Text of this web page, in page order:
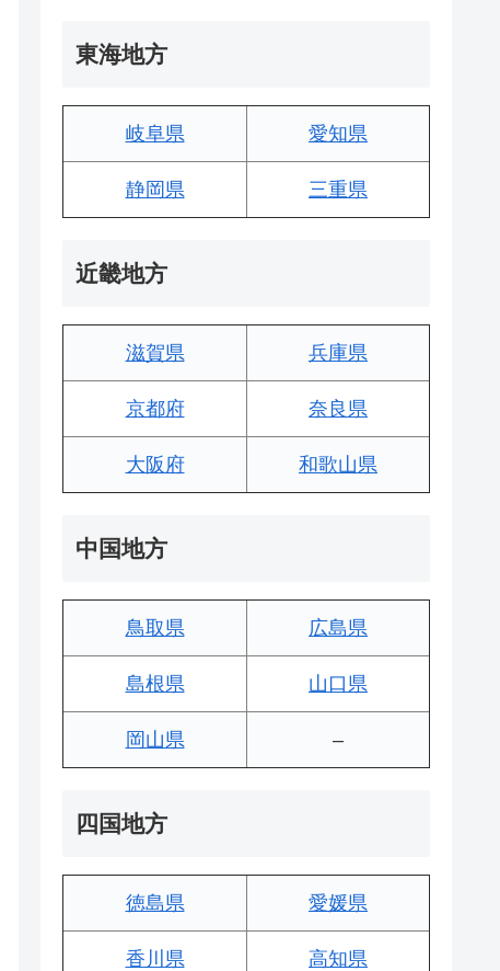
東海地方
岐阜県 愛知県
静岡県 三重県
近畿地方
滋賀県 兵庫県
京都府 奈良県
大阪府 和歌山県
中国地方
鳥取県 広島県
島根県 山口県
岡山県 –
四国地方
徳島県 愛媛県
香川県 高知県